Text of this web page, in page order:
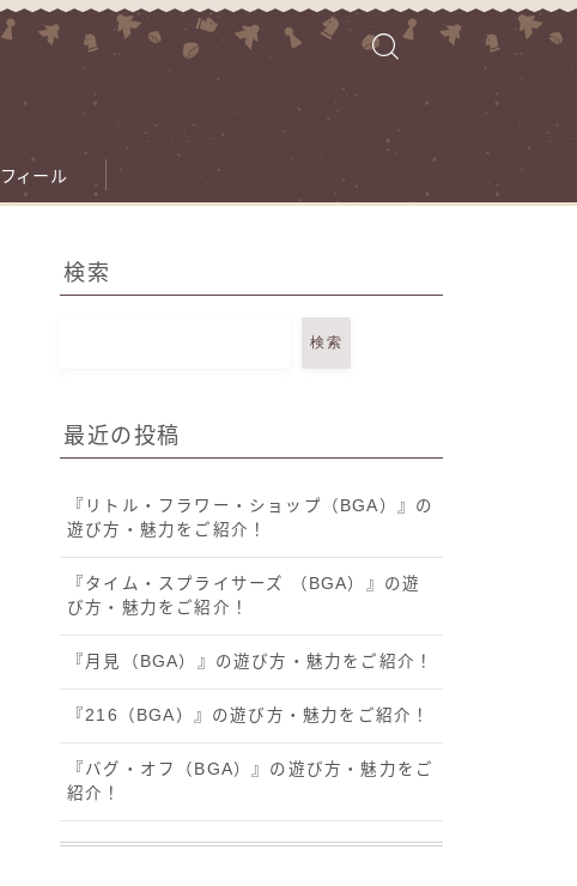
ィール
検索
検索
最近の投稿
『リトル・フラワー・ショップ（BGA）』の
遊び方・魅力をご紹介！
『タイム・スプライサーズ （BGA）』の遊
び方・魅力をご紹介！
『月見（BGA）』の遊び方・魅力をご紹介！
『216（BGA）』の遊び方・魅力をご紹介！
『バグ・オフ（BGA）』の遊び方・魅力をご
紹介！